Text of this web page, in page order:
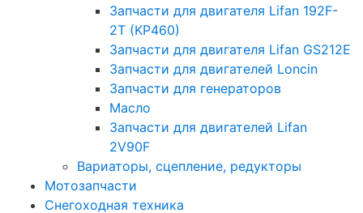
Запчасти для двигателя Lifan 192F-
2T (KP460)
Запчасти для двигателя Lifan GS212E
Запчасти для двигателей Loncin
Запчасти для генераторов
Масло
Запчасти для двигателей Lifan
2V90F
Вариаторы, сцепление, редукторы
Мотозапчасти
Снегоходная техника